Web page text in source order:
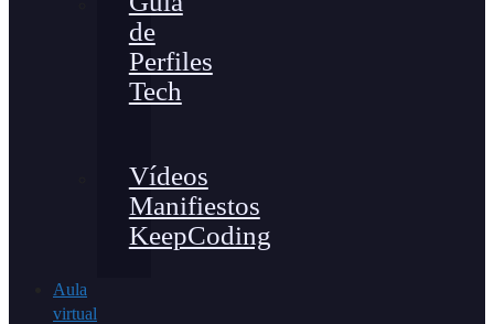
de
Perfiles
Tech
Vídeos
Manifiestos
KeepCoding
Aula
virtual